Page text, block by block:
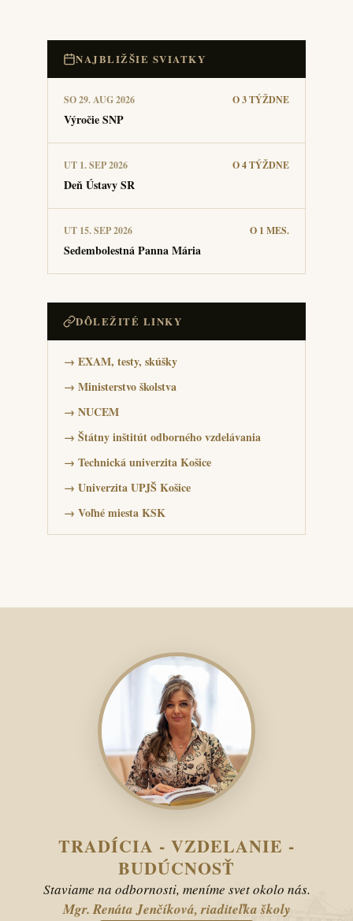
NAJBLIŽŠIE SVIATKY
SO 29. AUG 2026 O 3 TÝŽDNE
Výročie SNP
UT 1. SEP 2026 O 4 TÝŽDNE
Deň Ústavy SR
UT 15. SEP 2026 O 1 MES.
Sedembolestná Panna Mária
DÔLEŽITÉ LINKY
→ EXAM, testy, skúšky
→ Ministerstvo školstva
→ NUCEM
→ Štátny inštitút odborného vzdelávania
→ Technická univerzita Košice
→ Univerzita UPJŠ Košice
→ Voľné miesta KSK
TRADÍCIA - VZDELANIE -
BUDÚCNOSŤ
Staviame na odbornosti, meníme svet okolo nás.
Mgr. Renáta Jenčíková, riaditeľka školy